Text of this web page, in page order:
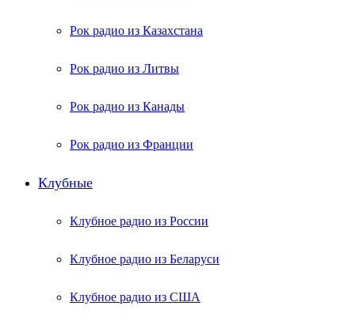
Рок радио из Казахстана
Рок радио из Литвы
Рок радио из Канады
Рок радио из Франции
Клубные
Клубное радио из России
Клубное радио из Беларуси
Клубное радио из США